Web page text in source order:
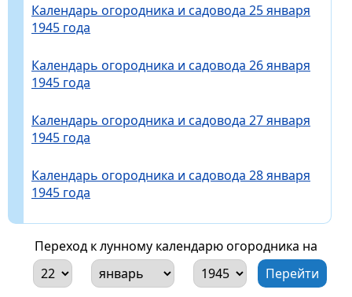
Календарь огородника и садовода 25 января
1945 года
Календарь огородника и садовода 26 января
1945 года
Календарь огородника и садовода 27 января
1945 года
Календарь огородника и садовода 28 января
1945 года
Переход к лунному календарю огородника на